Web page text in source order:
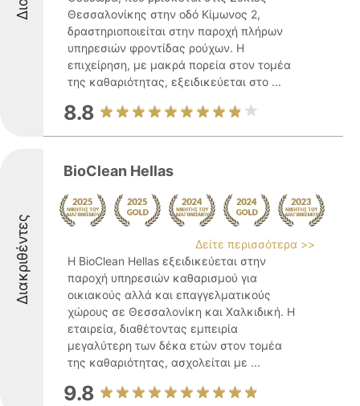
Θεσσαλονίκης στην οδό Κίμωνος 2,
δραστηριοποιείται στην παροχή πλήρων
υπηρεσιών φροντίδας ρούχων. Η
επιχείρηση, με μακρά πορεία στον τομέα
της καθαριότητας, εξειδικεύεται στο ...
8.8
Διακριθέντες
BioClean Hellas
Δείτε περισσότερα >>
Η BioClean Hellas εξειδικεύεται στην
παροχή υπηρεσιών καθαρισμού για
οικιακούς αλλά και επαγγελματικούς
χώρους σε Θεσσαλονίκη και Χαλκιδική. Η
εταιρεία, διαθέτοντας εμπειρία
μεγαλύτερη των δέκα ετών στον τομέα
της καθαριότητας, ασχολείται με ...
9.8